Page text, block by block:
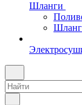
Шланги